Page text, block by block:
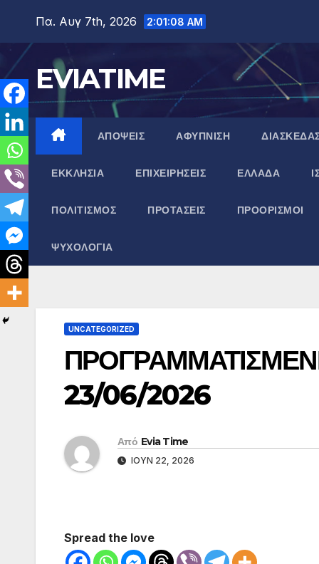
περιεχόμενο
Πα. Αυγ 7th, 2026 2:01:09 AM
EVIATIME
ΑΠΟΨΕΙΣ ΑΦΥΠΝΙΣΗ
ΕΚΚΛΗΣΙΑ ΕΠΙΧΕΙΡΗΣΕΙΣ ΕΛΛΑΔΑ
ΠΟΛΙΤΙΣΜΟΣ ΠΡΟΤΑΣΕΙΣ ΠΡΟΟΡΙΣΜΟΙ
ΨΥΧΟΛΟΓΙΑ
UNCATEGORIZED
23/06/2026
Από Evia Time
ΙΟΎΝ 22, 2026
Spread the love